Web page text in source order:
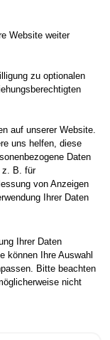
zu optionalen
auf unserer Website.
uns helfen, diese
Daten
z. B. für
von Anzeigen
Ihrer Daten
Ihrer Daten
können Ihre Auswahl
Bitte beachten
nicht